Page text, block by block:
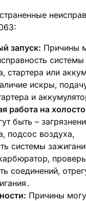
запуск: Причины
системы
стартера или
искры‚
и
работа на
быть –
подсос воздуха‚
системы
соединений‚
Причины